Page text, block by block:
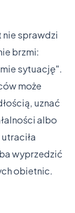
nie sprawdzi
brzmi:
sytuację".
może
uznać
albo
wyprzedzić
obietnic.